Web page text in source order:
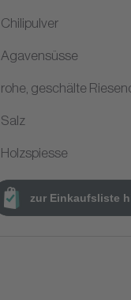
Chilipulver
Agavensüsse
rohe, geschälte
Salz
Holzspiesse
zur Einkaufsliste